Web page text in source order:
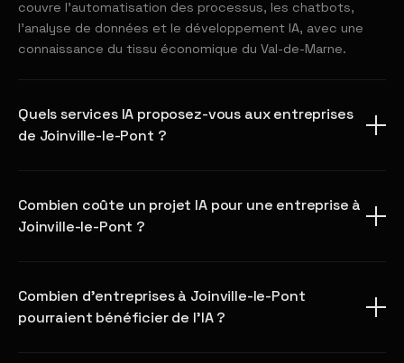
couvre l'automatisation des processus, les chatbots,
l'analyse de données et le développement IA, avec une
connaissance du tissu économique du Val-de-Marne.
Quels services IA proposez-vous aux entreprises
de Joinville-le-Pont ?
Combien coûte un projet IA pour une entreprise à
Joinville-le-Pont ?
Combien d'entreprises à Joinville-le-Pont
pourraient bénéficier de l'IA ?